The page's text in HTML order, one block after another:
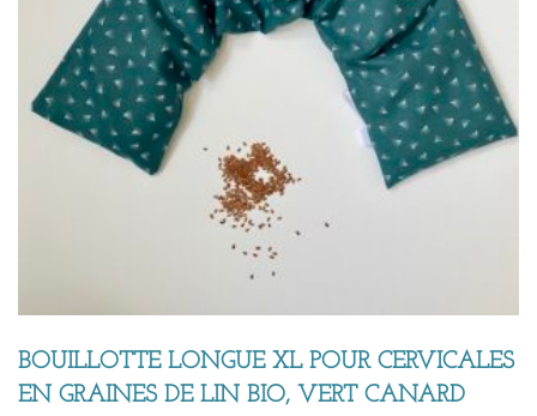
BOUILLOTTE LONGUE XL POUR CERVICALES
EN GRAINES DE LIN BIO, VERT CANARD